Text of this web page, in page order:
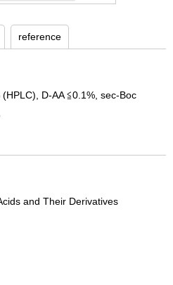
reference
(HPLC), D-AA ≦0.1%, sec-Boc
and Their Derivatives